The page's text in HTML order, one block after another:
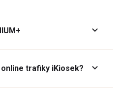
trafiky iKiosek?